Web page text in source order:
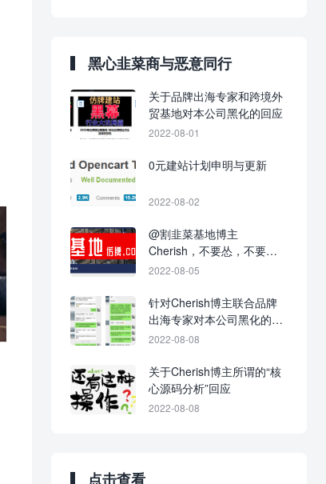
黑心韭菜商与恶意同行
关于品牌出海专家和跨境外
贸基地对本公司黑化的回应
2022-08-01
0元建站计划申明与更新
2022-08-02
@割韭菜基地博主
Cherish，不要怂，不要不
回应，不要当缩头乌龟！
2022-08-05
针对Cherish博主联合品牌
出海专家对本公司黑化的战
争进展图
2022-08-08
关于Cherish博主所谓的“核
心源码分析”回应
2022-08-08
点击查看